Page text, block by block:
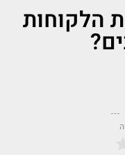
הלקוחות